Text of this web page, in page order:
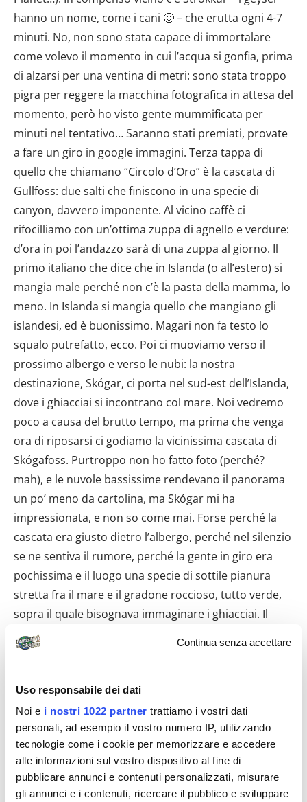
Continua senza accettare
Uso responsabile dei dati
Noi e i nostri 1022 partner trattiamo i vostri dati
personali, ad esempio il vostro numero IP, utilizzando
tecnologie come i cookie per memorizzare e accedere
alle informazioni sul vostro dispositivo al fine di
pubblicare annunci e contenuti personalizzati, misurare
gli annunci e i contenuti, ricercare il pubblico e sviluppare
hanno un nome, come i cani 🙂 – che erutta ogni 4-7
minuti. No, non sono stata capace di immortalare
come volevo il momento in cui l’acqua si gonfia, prima
di alzarsi per una ventina di metri: sono stata troppo
pigra per reggere la macchina fotografica in attesa del
momento, però ho visto gente mummificata per
minuti nel tentativo… Saranno stati premiati, provate
a fare un giro in google immagini. Terza tappa di
quello che chiamano “Circolo d’Oro” è la cascata di
Gullfoss: due salti che finiscono in una specie di
canyon, davvero imponente. Al vicino caffè ci
rifocilliamo con un’ottima zuppa di agnello e verdure:
d’ora in poi l’andazzo sarà di una zuppa al giorno. Il
primo italiano che dice che in Islanda (o all’estero) si
mangia male perché non c’è la pasta della mamma, lo
meno. In Islanda si mangia quello che mangiano gli
islandesi, ed è buonissimo. Magari non fa testo lo
squalo putrefatto, ecco. Poi ci muoviamo verso il
prossimo albergo e verso le nubi: la nostra
destinazione, Skógar, ci porta nel sud-est dell’Islanda,
dove i ghiacciai si incontrano col mare. Noi vedremo
poco a causa del brutto tempo, ma prima che venga
ora di riposarsi ci godiamo la vicinissima cascata di
Skógafoss. Purtroppo non ho fatto foto (perché?
mah), e le nuvole bassissime rendevano il panorama
un po’ meno da cartolina, ma Skógar mi ha
impressionata, e non so come mai. Forse perché la
cascata era giusto dietro l’albergo, perché nel silenzio
se ne sentiva il rumore, perché la gente in giro era
pochissima e il luogo una specie di sottile pianura
stretta fra il mare e il gradone roccioso, tutto verde,
sopra il quale bisognava immaginare i ghiacciai. Il
secondo giorno di vacanza è bastato a staccarci
definitivamente da casa e a immergerci nell’Islanda
– Höfn (con tappe al parco di Skaftafell e alla
Jökulsárlón) Eravamo andati a letto dentro una
nuvola, e ci siamo svegliati allo stesso modo: immersi
nel grigio. Sarà l’unico giorno della vacanza dal tempo
veramente inclemente. La mattinata trascorre